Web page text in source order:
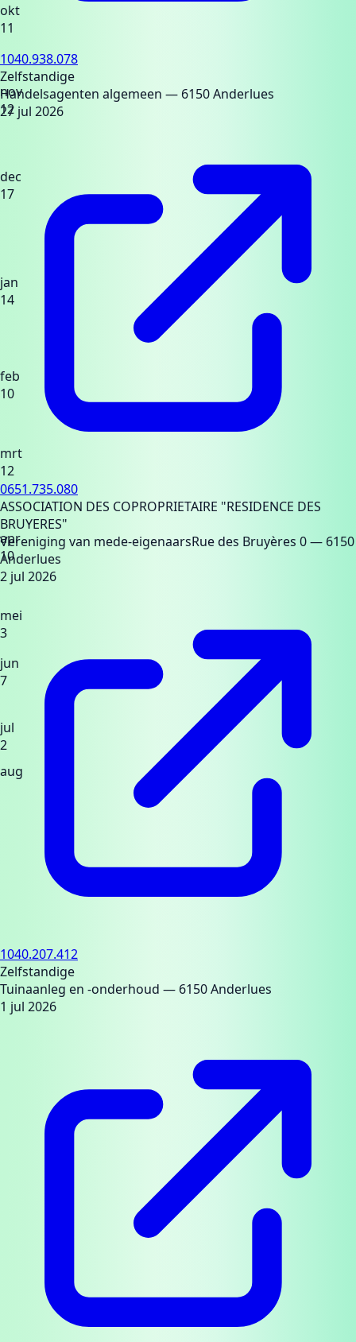
okt
11
nov
12
dec
17
jan
14
feb
10
mrt
12
apr
10
mei
3
jun
7
jul
2
aug
1040.938.078
Zelfstandige
Handelsagenten algemeen — 6150 Anderlues
27 jul 2026
0651.735.080
ASSOCIATION DES COPROPRIETAIRE "RESIDENCE DES
BRUYERES"
Vereniging van mede-eigenaarsRue des Bruyères 0— 6150
Anderlues
2 jul 2026
1040.207.412
Zelfstandige
Tuinaanleg en -onderhoud — 6150 Anderlues
1 jul 2026